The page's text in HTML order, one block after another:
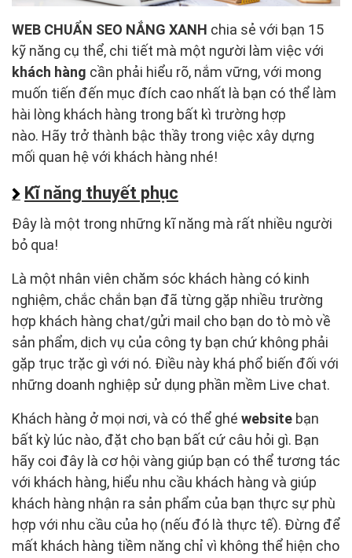
WEB CHUẨN SEO NẮNG XANH chia sẻ với bạn 15
kỹ năng cụ thể, chi tiết mà một người làm việc với
khách hàng cần phải hiểu rõ, nắm vững, với mong
muốn tiến đến mục đích cao nhất là bạn có thể làm
hài lòng khách hàng trong bất kì trường hợp
nào. Hãy trở thành bậc thầy trong việc xây dựng
mối quan hệ với khách hàng nhé!
Kĩ năng thuyết phục
Đây là một trong những kĩ năng mà rất nhiều người
bỏ qua!
Là một nhân viên chăm sóc khách hàng có kinh
nghiệm, chắc chắn bạn đã từng gặp nhiều trường
hợp khách hàng chat/gửi mail cho bạn do tò mò về
sản phẩm, dịch vụ của công ty bạn chứ không phải
gặp trục trặc gì với nó. Điều này khá phổ biến đối với
những doanh nghiệp sử dụng phần mềm Live chat.
Khách hàng ở mọi nơi, và có thể ghé website bạn
bất kỳ lúc nào, đặt cho bạn bất cứ câu hỏi gì. Bạn
hãy coi đây là cơ hội vàng giúp bạn có thể tương tác
với khách hàng, hiểu nhu cầu khách hàng và giúp
khách hàng nhận ra sản phẩm của bạn thực sự phù
hợp với nhu cầu của họ (nếu đó là thực tế). Đừng để
mất khách hàng tiềm năng chỉ vì không thể hiện cho